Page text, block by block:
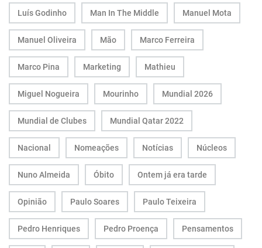
Luís Godinho Man In The Middle Manuel Mota
Manuel Oliveira Mão Marco Ferreira
Marco Pina Marketing Mathieu
Miguel Nogueira Mourinho Mundial 2026
Mundial de Clubes Mundial Qatar 2022
Nacional Nomeações Notícias Núcleos
Nuno Almeida Óbito Ontem já era tarde
Opinião Paulo Soares Paulo Teixeira
Pedro Henriques Pedro Proença Pensamentos